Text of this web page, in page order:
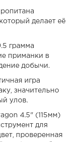
делает её
грамма
приманки в
добычи.
игра
значительно
улов.
4.5" (115мм)
для
проверенная